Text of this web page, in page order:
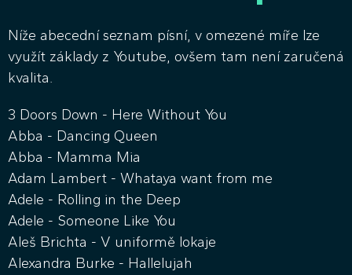
Níže abecední seznam písní, v omezené míře lze
využít základy z Youtube, ovšem tam není zaručená
kvalita.
3 Doors Down - Here Without You
Abba - Dancing Queen
Abba - Mamma Mia
Adam Lambert - Whataya want from me
Adele - Rolling in the Deep
Adele - Someone Like You
Aleš Brichta - V uniformě lokaje
Alexandra Burke - Hallelujah